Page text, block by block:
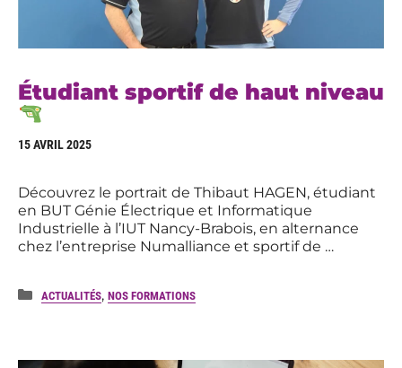
Étudiant sportif de haut niveau
15 AVRIL 2025
Découvrez le portrait de Thibaut HAGEN, étudiant
en BUT Génie Électrique et Informatique
Industrielle à l’IUT Nancy-Brabois, en alternance
chez l’entreprise Numalliance et sportif de …
Catégories
ACTUALITÉS, NOS FORMATIONS